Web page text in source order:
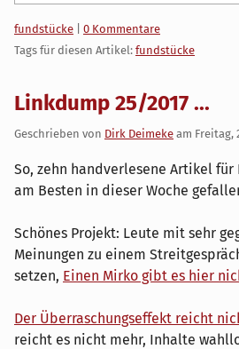
Kategorien:
fundstücke
0 Kommentare
Tags für diesen Artikel: fundstücke
Linkdump 25/2017 ...
Geschrieben von Dirk Deimeke am Freitag,
So, zehn handverlesene Artikel
am Besten in dieser Woche
Schönes Projekt: Leute mit sehr
Meinungen zu einem
setzen, Einen Mirko gibt es hier
Der Überraschungseffekt reicht
reicht es nicht mehr, Inhalte